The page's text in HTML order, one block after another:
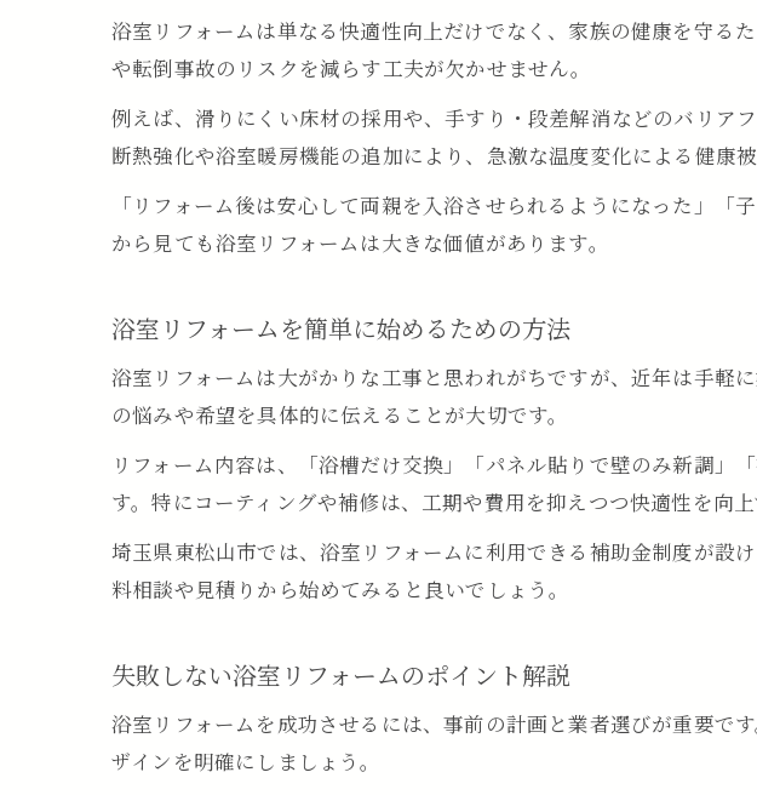
自己負担を
コストダウ
家族が安心でき
家族構成に
将来を見据
浴室リフォームは単なる快適性向上だけでなく、家族の健康を守る
や転倒事故のリスクを減らす工夫が欠かせません。
例えば、滑りにくい床材の採用や、手すり・段差解消などのバリア
断熱強化や浴室暖房機能の追加により、急激な温度変化による健康被
「リフォーム後は安心して両親を入浴させられるようになった」
から見ても浴室リフォームは大きな価値があります。
浴室リフォームを簡単に始めるための方法
浴室リフォームは大がかりな工事と思われがちですが、近年は手軽
の悩みや希望を具体的に伝えることが大切です。
リフォーム内容は、「浴槽だけ交換」「パネル貼りで壁のみ新調」
す。特にコーティングや補修は、工期や費用を抑えつつ快適性を向
埼玉県東松山市では、浴室リフォームに利用できる補助金制度が設
料相談や見積りから始めてみると良いでしょう。
失敗しない浴室リフォームのポイント解説
浴室リフォームを成功させるには、事前の計画と業者選びが重要で
ザインを明確にしましょう。